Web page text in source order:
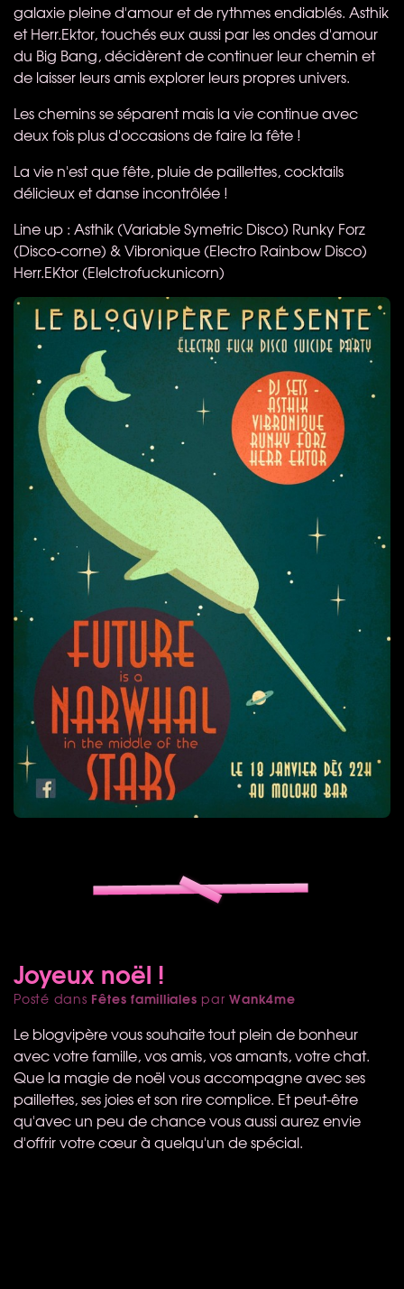
galaxie pleine d'amour et de rythmes endiablés. Asthik
et Herr.Ektor, touchés eux aussi par les ondes d'amour
du Big Bang, décidèrent de continuer leur chemin et
de laisser leurs amis explorer leurs propres univers.
Les chemins se séparent mais la vie continue avec
deux fois plus d'occasions de faire la fête !
La vie n'est que fête, pluie de paillettes, cocktails
délicieux et danse incontrôlée !
Line up : Asthik (Variable Symetric Disco) Runky Forz
(Disco-corne) & Vibronique (Electro Rainbow Disco)
Herr.EKtor (Elelctrofuckunicorn)
Joyeux noël !
Posté dans Fêtes familliales parWank4me
Le blogvipère vous souhaite tout plein de bonheur
avec votre famille, vos amis, vos amants, votre chat.
Que la magie de noël vous accompagne avec ses
paillettes, ses joies et son rire complice. Et peut-être
qu'avec un peu de chance vous aussi aurez envie
d'offrir votre cœur à quelqu'un de spécial.